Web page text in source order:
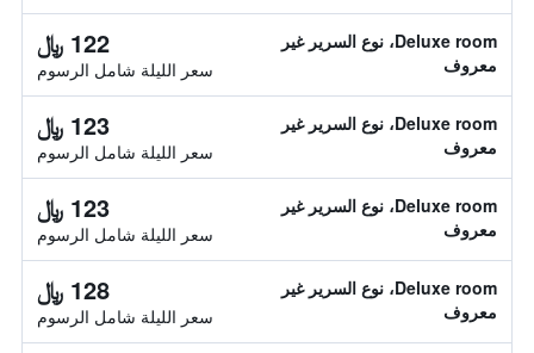
Deluxe room، نوع السرير غير
معروف
122 ﷼
سعر الليلة شامل الرسوم
Deluxe room، نوع السرير غير
معروف
123 ﷼
سعر الليلة شامل الرسوم
Deluxe room، نوع السرير غير
معروف
123 ﷼
سعر الليلة شامل الرسوم
Deluxe room، نوع السرير غير
معروف
128 ﷼
سعر الليلة شامل الرسوم